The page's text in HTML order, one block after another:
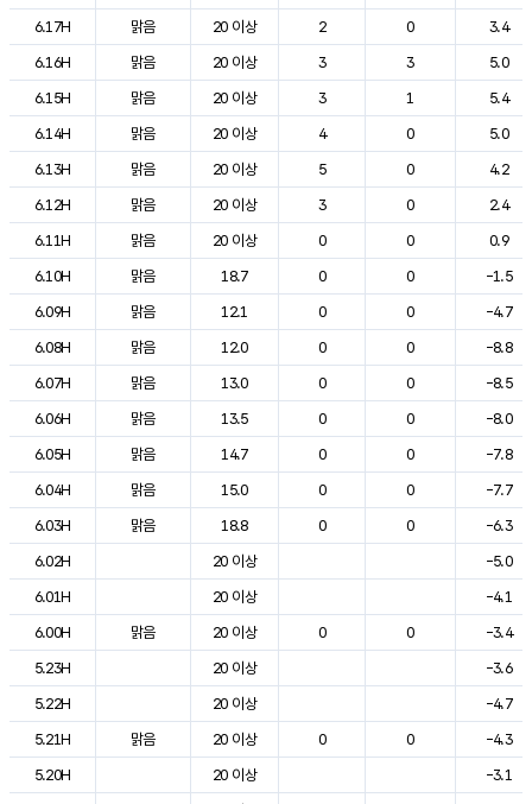
6.17H
맑음 20 이상 2 0
3.4
6.16H
맑음 20 이상 3 3
5.0
6.15H
맑음 20 이상 3 1
5.4
6.14H
맑음 20 이상 4 0
5.0
6.13H
맑음 20 이상 5 0
4.2
6.12H
맑음 20 이상 3 0
2.4
6.11H
맑음 20 이상 0 0
0.9
6.10H
맑음 18.7 0 0
-1.5
6.09H
맑음 12.1 0 0
-4.7
6.08H
맑음 12.0 0 0
-8.8
6.07H
맑음 13.0 0 0
-8.5
6.06H
맑음 13.5 0 0
-8.0
6.05H
맑음 14.7 0 0
-7.8
6.04H
맑음 15.0 0 0
-7.7
6.03H
맑음 18.8 0 0
-6.3
6.02H
20 이상
-5.0
6.01H
20 이상
-4.1
6.00H
맑음 20 이상 0 0
-3.4
5.23H
20 이상
-3.6
5.22H
20 이상
-4.7
5.21H
맑음 20 이상 0 0
-4.3
5.20H
20 이상
-3.1